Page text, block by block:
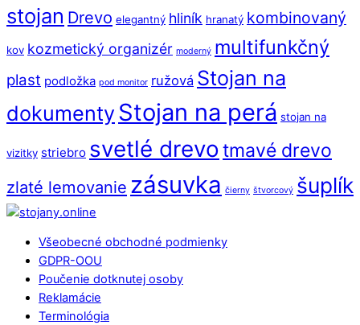
stojan Drevo elegantný hliník hranatý kombinovaný
kov kozmetický organizér moderný multifunkčný
plast podložka pod monitor ružová Stojan na
dokumenty Stojan na perá stojan na
vizitky striebro svetlé drevotmavé drevo
zlaté lemovanie zásuvka čierny štvorcový šuplík
Back
Top
Všeobecné obchodné podmienky
GDPR-OOU
Poučenie dotknutej osoby
Reklamácie
Terminológia